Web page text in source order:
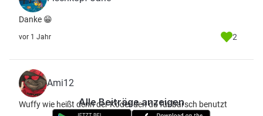
Danke 😁
vor 1 Jahr 2
Ami12
Wuffy wie heißt denn der Köder den du für barsch benutzt
Alle Beiträge anzeigen